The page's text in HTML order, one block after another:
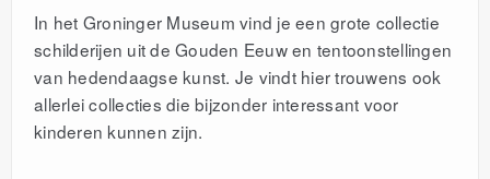
In het Groninger Museum vind je een grote collectie
schilderijen uit de Gouden Eeuw en tentoonstellingen
van hedendaagse kunst. Je vindt hier trouwens ook
allerlei collecties die bijzonder interessant voor
kinderen kunnen zijn.